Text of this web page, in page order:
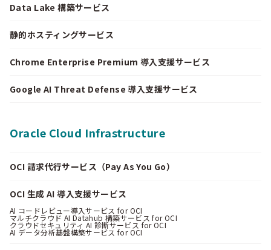
Data Lake 構築サービス
静的ホスティングサービス
Chrome Enterprise Premium 導入支援サービス
Google AI Threat Defense 導入支援サービス
Oracle Cloud Infrastructure
OCI 請求代行サービス（Pay As You Go）
OCI 生成 AI 導入支援サービス
AI コードレビュー導入サービス for OCI
マルチクラウド AI Datahub 構築サービス for OCI
クラウドセキュリティ AI 診断サービス for OCI
AI データ分析基盤構築サービス for OCI